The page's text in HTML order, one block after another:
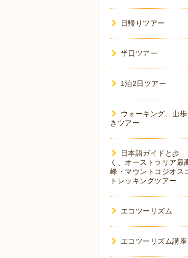
日帰りツアー
半日ツアー
1泊2日ツアー
ウォーキング、山歩
きツアー
日本語ガイドと歩
く、オーストラリア最
峰・マウントコジオス
トレッキングツアー
エコツーリズム
エコツーリズム講座